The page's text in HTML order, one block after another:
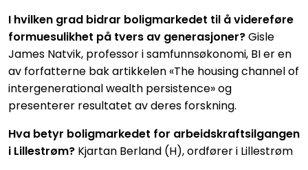
I hvilken grad bidrar boligmarkedet til å videreføre
formuesulikhet på tvers av generasjoner?Gisle
James Natvik, professor i samfunnsøkonomi, BI er en
av forfatterne bak artikkelen «The housing channel of
intergenerational wealth persistence» og
presenterer resultatet av deres forskning.
Hva betyr boligmarkedet for arbeidskraftsilgangen
i Lillestrøm? Kjartan Berland (H), ordfører i Lillestrøm